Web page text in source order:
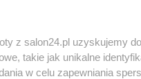
z salon24.pl uzyskujemy
takie jak unikalne
w celu zapewniania